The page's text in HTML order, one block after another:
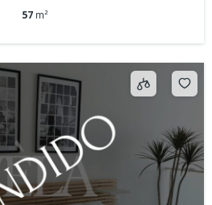
57 m²